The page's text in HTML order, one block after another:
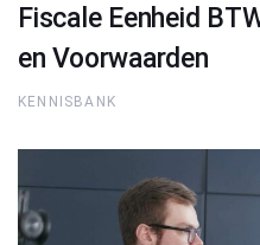
Fiscale Eenheid
en Voorwaarden
KENNISBANK